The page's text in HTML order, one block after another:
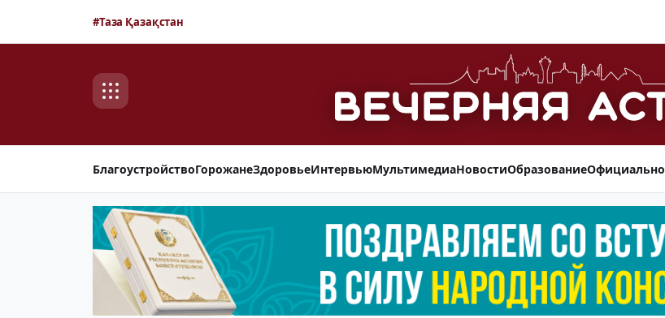
#Таза Қазақстан
БлагоустройствоГорожанеЗдоровьеИнтервьюМультимедиаНовостиОбразованиеОфициально